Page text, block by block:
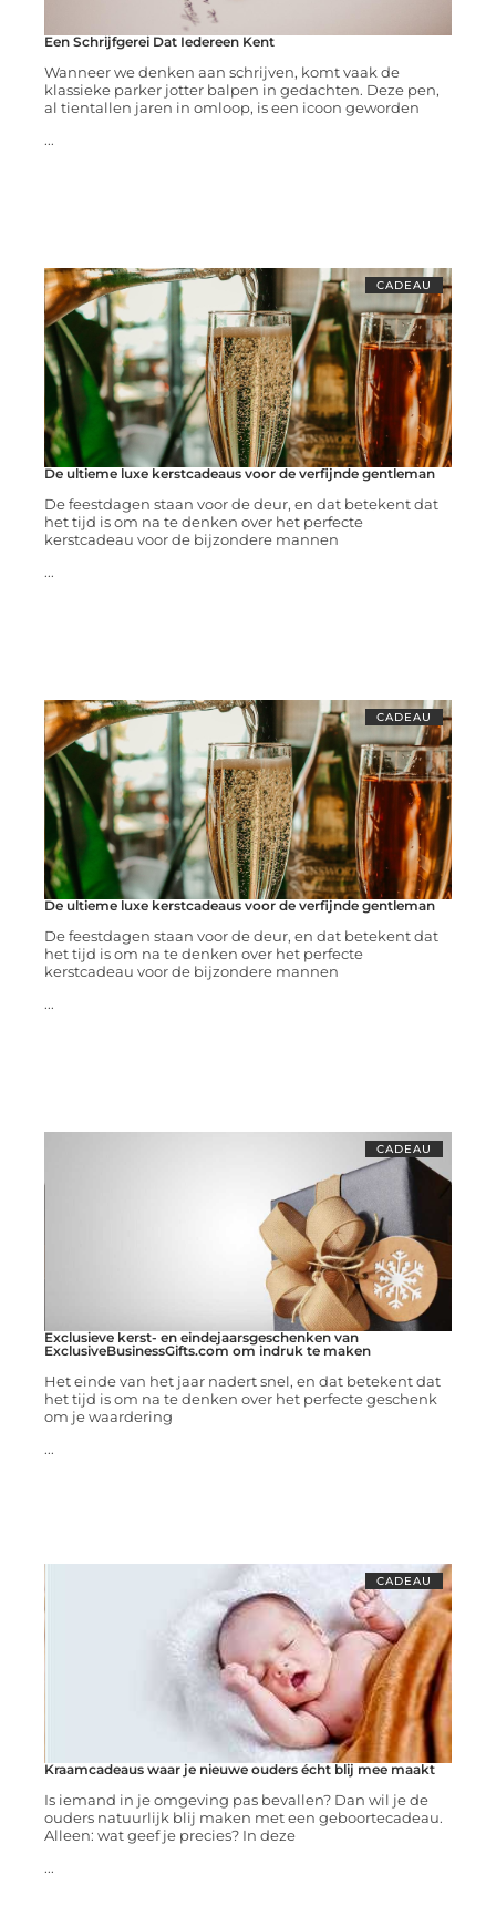
Een Schrijfgerei Dat Iedereen Kent
Wanneer we denken aan schrijven, komt vaak de
klassieke parker jotter balpen in gedachten. Deze pen,
al tientallen jaren in omloop, is een icoon geworden
...
CADEAU
De ultieme luxe kerstcadeaus voor de verfijnde gentleman
De feestdagen staan voor de deur, en dat betekent dat
het tijd is om na te denken over het perfecte
kerstcadeau voor de bijzondere mannen
...
CADEAU
De ultieme luxe kerstcadeaus voor de verfijnde gentleman
De feestdagen staan voor de deur, en dat betekent dat
het tijd is om na te denken over het perfecte
kerstcadeau voor de bijzondere mannen
...
CADEAU
Exclusieve kerst- en eindejaarsgeschenken van
ExclusiveBusinessGifts.com om indruk te maken
Het einde van het jaar nadert snel, en dat betekent dat
het tijd is om na te denken over het perfecte geschenk
om je waardering
...
CADEAU
Kraamcadeaus waar je nieuwe ouders écht blij mee maakt
Is iemand in je omgeving pas bevallen? Dan wil je de
ouders natuurlijk blij maken met een geboortecadeau.
Alleen: wat geef je precies? In deze
...